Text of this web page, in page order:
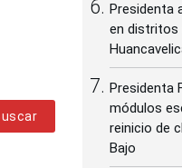
Presidenta
en distritos
Presidenta
módulos
reinicio de
Bajo